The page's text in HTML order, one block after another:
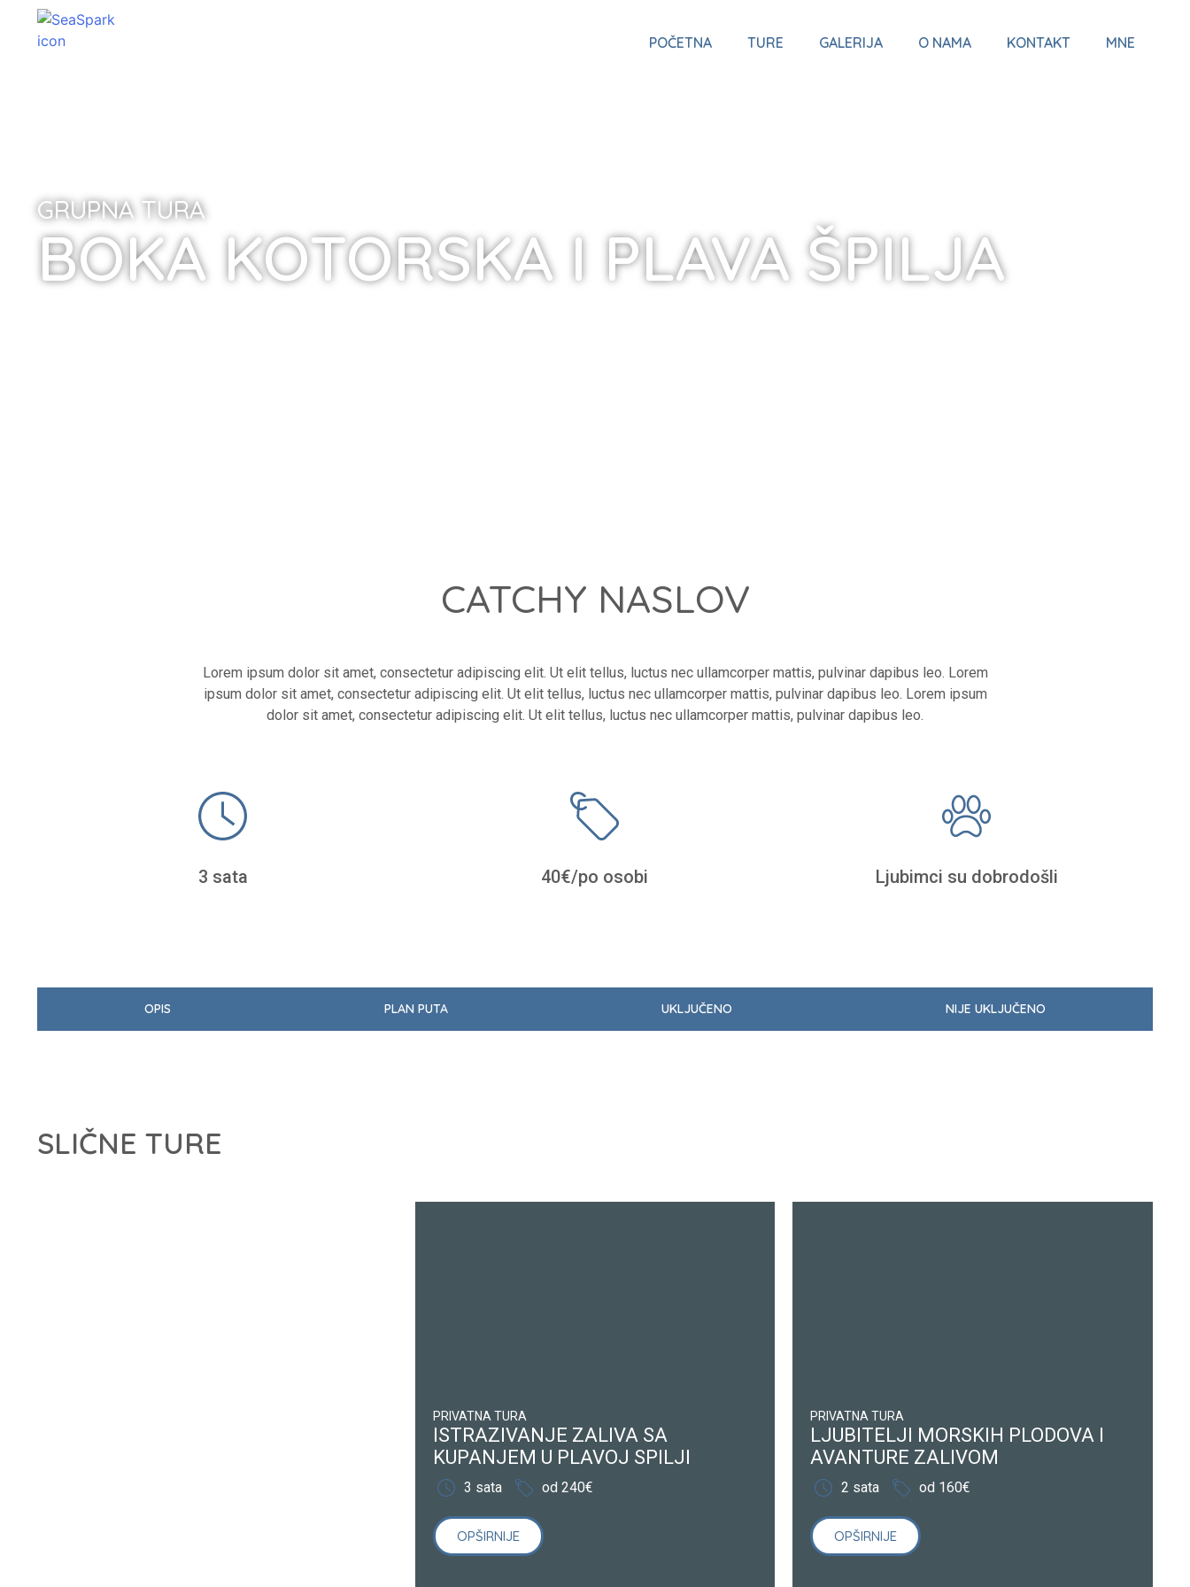
POČETNA TURE GALERIJA O NAMA KONTAKT MNE
GRUPNA TURA
BOKA KOTORSKA I PLAVA ŠPILJA
CATCHY NASLOV
Lorem ipsum dolor sit amet, consectetur adipiscing elit. Ut elit tellus, luctus nec ullamcorper mattis, pulvinar dapibus leo. Lorem
ipsum dolor sit amet, consectetur adipiscing elit. Ut elit tellus, luctus nec ullamcorper mattis, pulvinar dapibus leo. Lorem ipsum
dolor sit amet, consectetur adipiscing elit. Ut elit tellus, luctus nec ullamcorper mattis, pulvinar dapibus leo.
3 sata 40€/po osobi Ljubimci su dobrodošli
OPIS PLAN PUTA UKLJUČENO NIJE UKLJUČENO
SLIČNE TURE
PRIVATNA TURA
ISTRAZIVANJE ZALIVA SA
KUPANJEM U PLAVOJ SPILJI
3 sata od 240€
OPŠIRNIJE
PRIVATNA TURA
LJUBITELJI MORSKIH PLODOVA I
AVANTURE ZALIVOM
2 sata od 160€
OPŠIRNIJE